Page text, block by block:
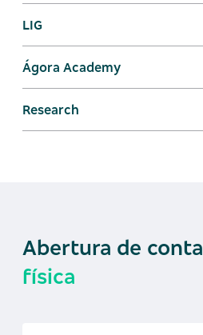
LIG
Ágora Academy
Research
Abertura de conta
física